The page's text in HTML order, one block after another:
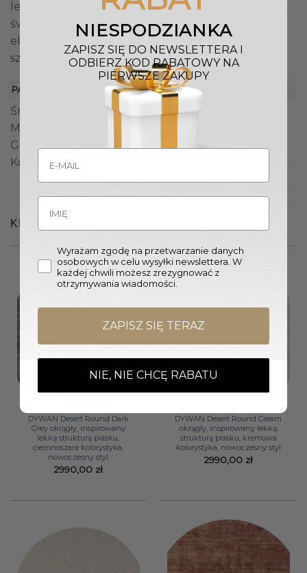
lekkości i przytulności. Jego unikalna struktura
świetnie uzupełni przestrzenie w stylu boho lub
eklektycznym, wnosząc element rzemieślniczej
sztuki i naturalnego piękna.
PARAMETRY
Średnica dywanu: 200 cm / 250 cm ± 5%
Materiał: 60% Wiskoza, 40% Wełna
Gramatura: 3740 g/m² ± 5%
Kolor: Ciemny szary
KLIENCI OGLĄDALI RÓWNIEŻ
DYWAN Desert Round Dark
Grey okrągły, inspirowany
lekką strukturą piasku,
ciemnoszara kolorystyka,
nowoczesny styl
2990,00 zł
DYWAN Desert Round Cream
okrągły, inspirowany lekką
strukturą piasku, kremowa
kolorystyka, nowoczesny styl
2990,00 zł
NIESPODZIANKA
ZAPISZ SIĘ DO NEWSLETTERA I
ODBIERZ KOD RABATOWY NA
PIERWSZE ZAKUPY
Wyrażam zgodę na przetwarzanie danych
osobowych w celu wysyłki newslettera. W
każdej chwili możesz zrezygnować z
otrzymywania wiadomości.
ZAPISZ SIĘ TERAZ
NIE, NIE CHCĘ RABATU